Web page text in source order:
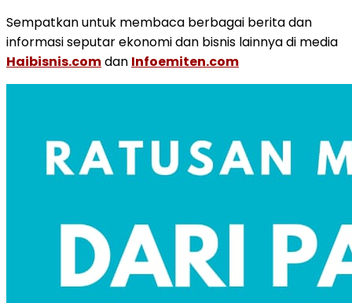
Sempatkan untuk membaca berbagai berita dan
informasi seputar ekonomi dan bisnis lainnya di media
Haibisnis.comdan Infoemiten.com